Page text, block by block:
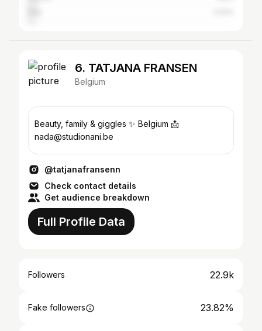
6. TATJANA FRANSEN
Belgium
Beauty, family & giggles ✨ Belgium 📩
nada@studionani.be
@tatjanafransenn
Check contact details
Get audience breakdown
Full Profile Data
Followers 22.9k
Fake followers 23.82%